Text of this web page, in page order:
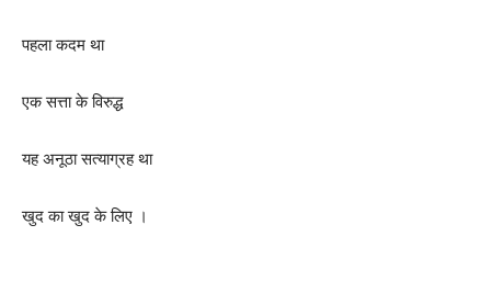
पहला कदम था
एक सत्ता के विरुद्ध
यह अनूठा सत्याग्रह था
खुद का खुद के लिए ।